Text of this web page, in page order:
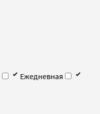
Ежедневная